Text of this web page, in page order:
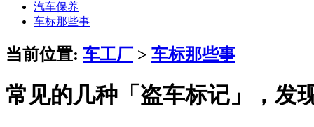
汽车保养
车标那些事
当前位置: 车工厂 > 车标那些事
常见的几种「盗车标记」，发